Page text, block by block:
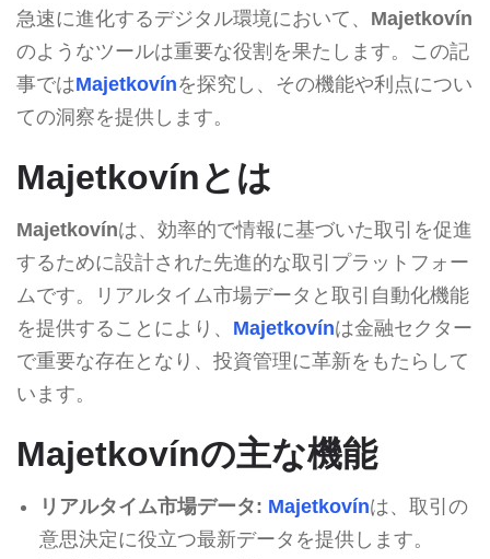
急速に進化するデジタル環境において、 Majetkovín
のようなツールは重要な役割を果たします。この記
事ではMajetkovínを探究し、その機能や利点につい
ての洞察を提供します。
Majetkovínとは
Majetkovínは、効率的で情報に基づいた取引を促進
するために設計された先進的な取引プラットフォー
ムです。リアルタイム市場データと取引自動化機能
を提供することにより、 Majetkovínは金融セクター
で重要な存在となり、投資管理に革新をもたらして
います。
Majetkovínの主な機能
リアルタイム市場データ: Majetkovínは、取引の
意思決定に役立つ最新データを提供します。